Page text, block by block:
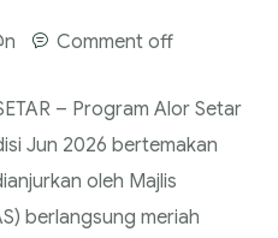
Comment off
– Program Alor Setar
Jun 2026 bertemakan
oleh Majlis
berlangsung meriah